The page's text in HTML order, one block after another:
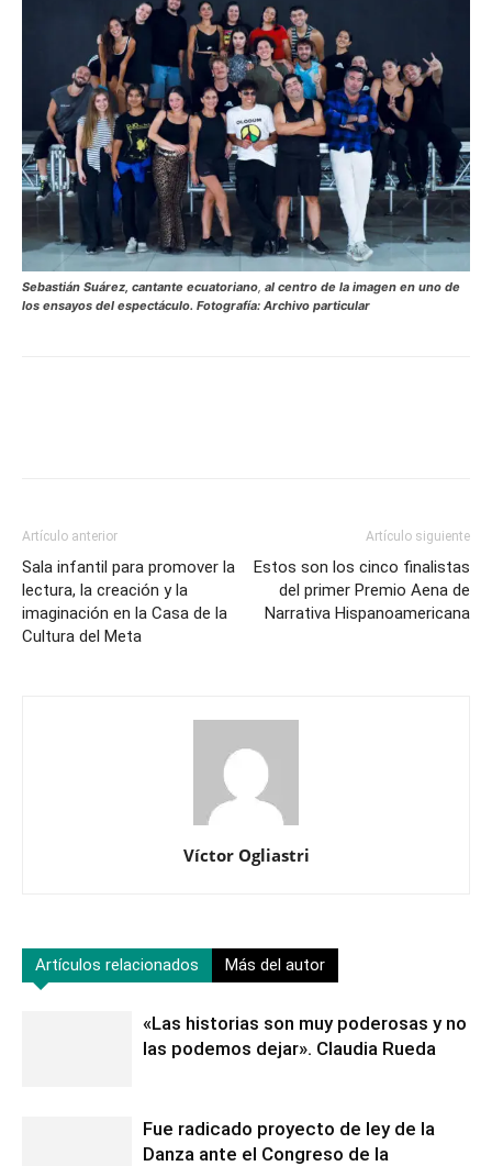
Sebastián Suárez, cantante ecuatoriano, al centro de la imagen en uno de
los ensayos del espectáculo. Fotografía: Archivo particular
Artículo anterior
Sala infantil para promover la
lectura, la creación y la
imaginación en la Casa de la
Cultura del Meta
Artículo siguiente
Estos son los cinco finalistas
del primer Premio Aena de
Narrativa Hispanoamericana
Víctor Ogliastri
Artículos relacionados Más del autor
«Las historias son muy poderosas y no
las podemos dejar». Claudia Rueda
Fue radicado proyecto de ley de la
Danza ante el Congreso de la